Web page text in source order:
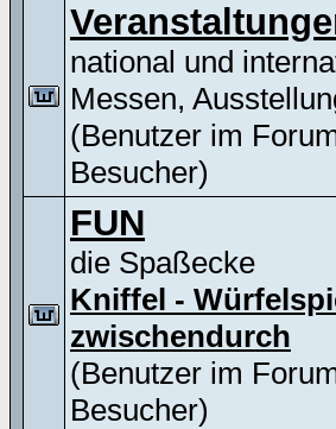
national und
Messen,
(Benutzer im
Besucher)
FUN
die Spaßecke
Kniffel -
zwischendurch
(Benutzer im
Besucher)